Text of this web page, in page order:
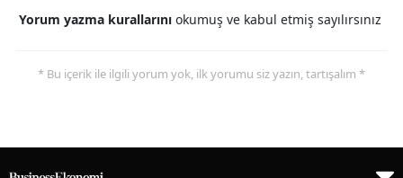
Yorum yazma kurallarını okumuş ve kabul etmiş sayılırsınız
* Bu içerik ile ilgili yorum yok, ilk yorumu siz yazın, tartışalım *